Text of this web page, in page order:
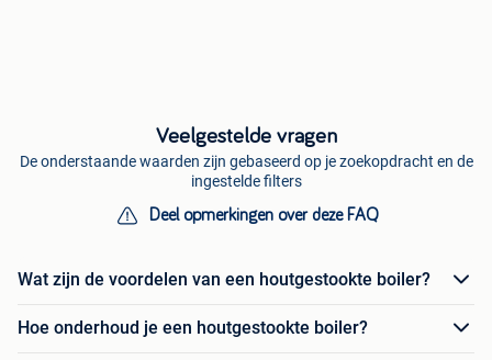
Veelgestelde vragen
De onderstaande waarden zijn gebaseerd op je zoekopdracht en de
ingestelde filters
Deel opmerkingen over deze FAQ
Wat zijn de voordelen van een houtgestookte boiler?
Hoe onderhoud je een houtgestookte boiler?